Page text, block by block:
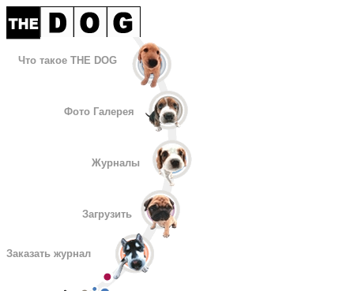
Что такое THE DOG
Фото Галерея
Журналы
Загрузить
Заказать журнал